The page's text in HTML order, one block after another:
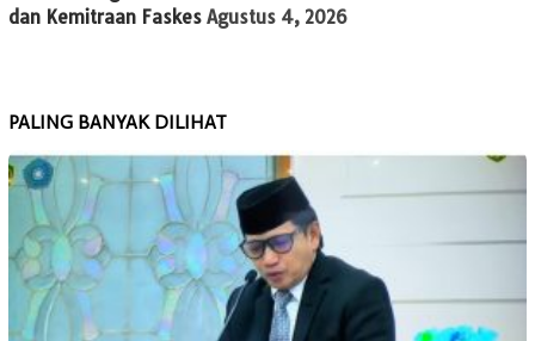
dan Kemitraan Faskes Agustus 4, 2026
PALING BANYAK DILIHAT